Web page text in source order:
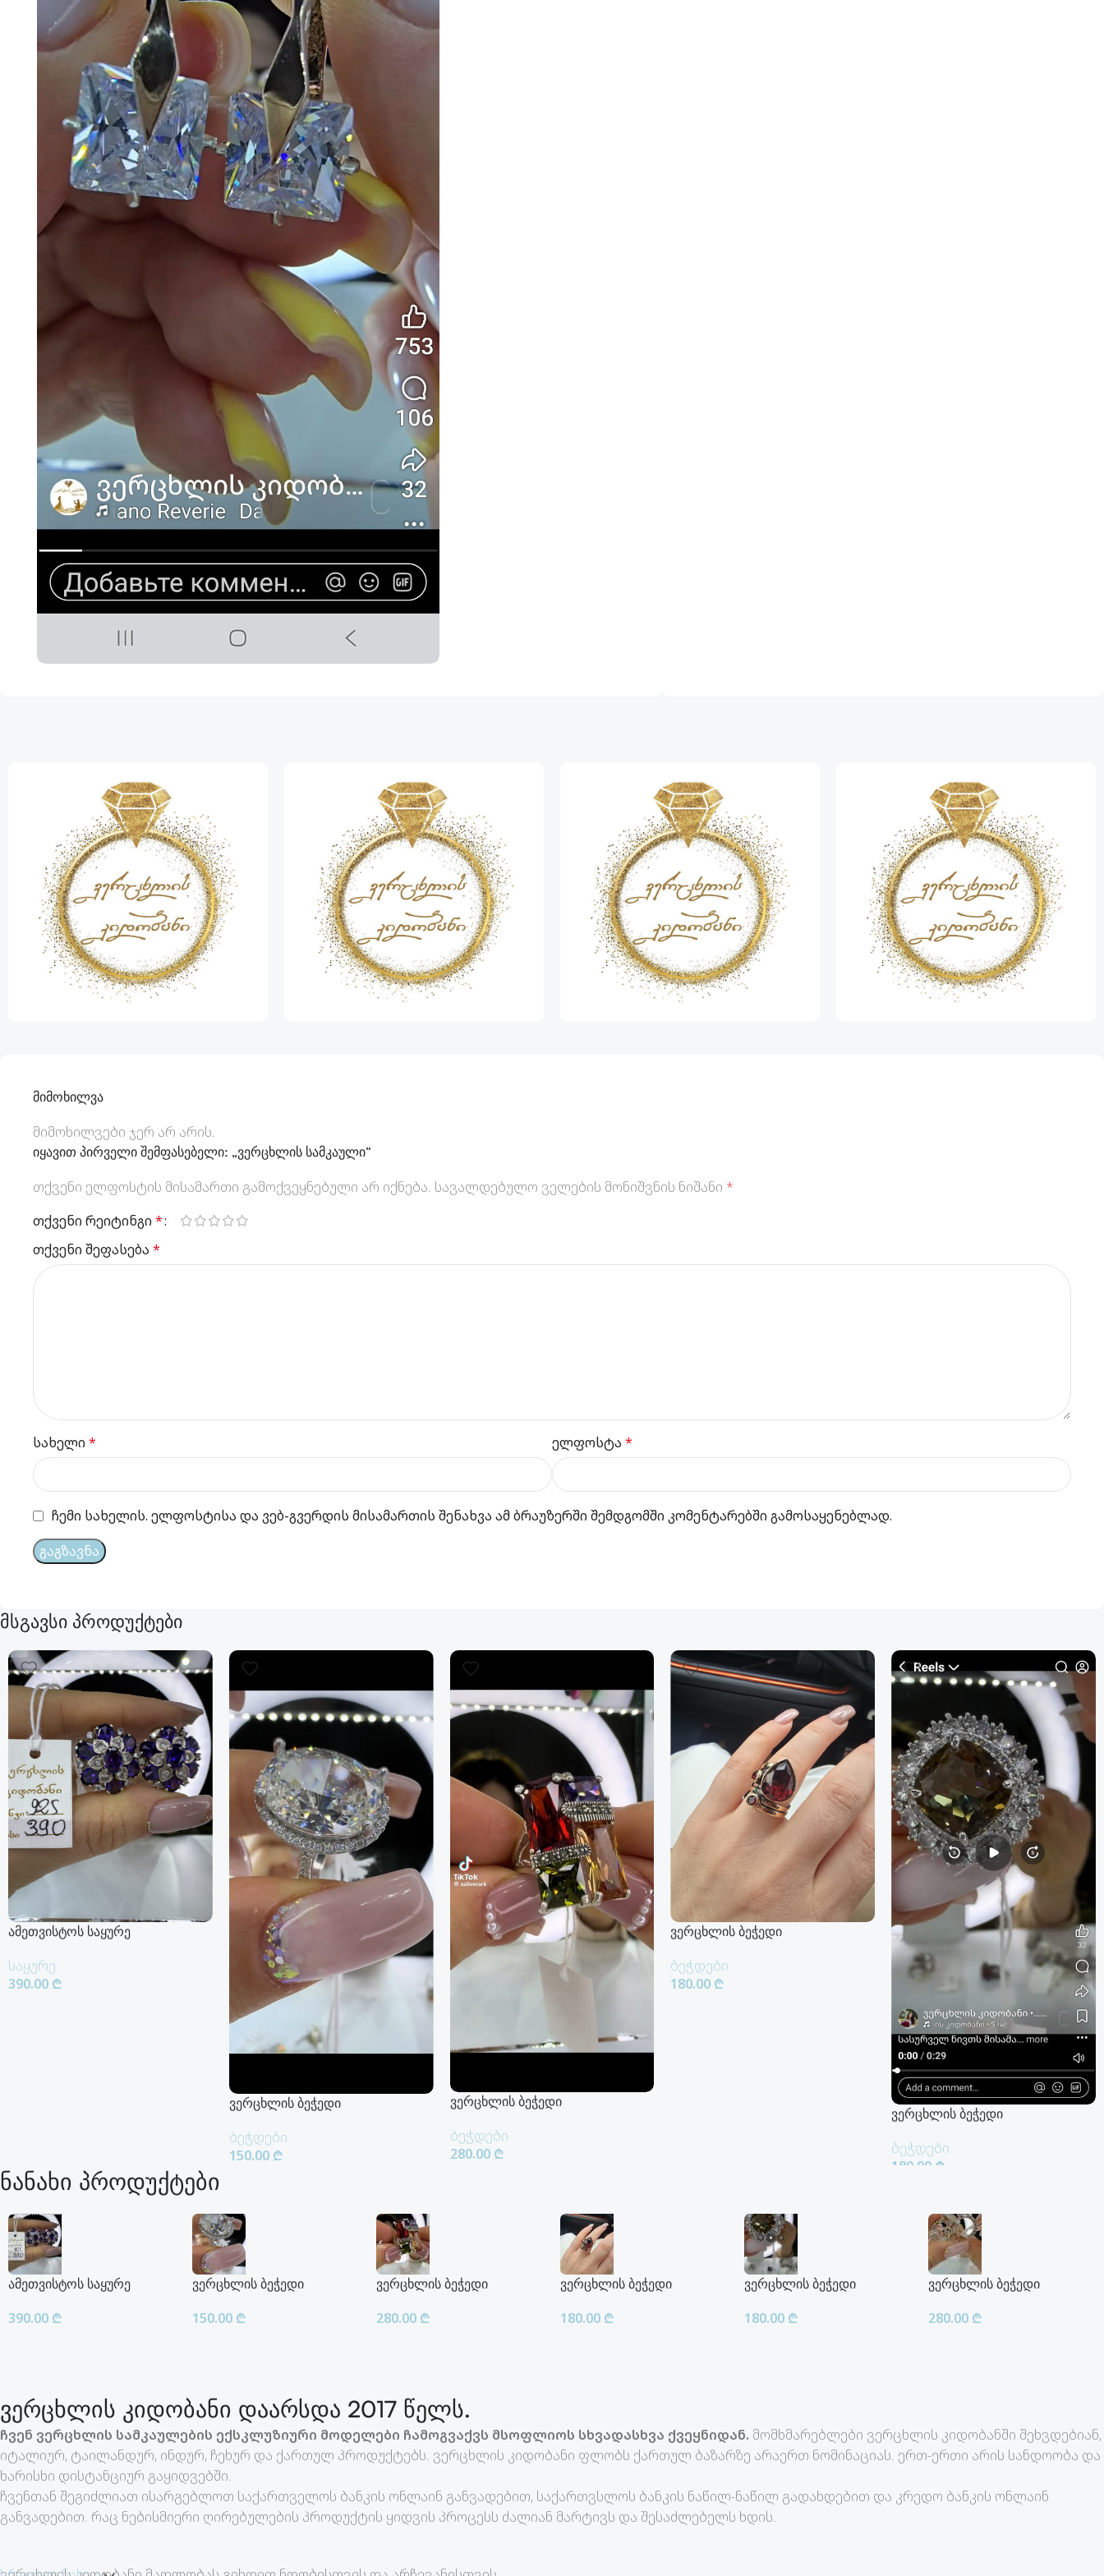
მიმოხილვა
მიმოხილვები ჯერ არ არის.
იყავით პირველი შემფასებელი: „ვერცხლის სამკაული“
თქვენი ელფოსტის მისამართი გამოქვეყნებული არ იქნება. სავალდებულო ველების მონიშვნის ნიშანი *
თქვენი რეიტინგი*
თქვენი შეფასება *
სახელი* ელფოსტა *
ჩემი სახელის. ელფოსტისა და ვებ-გვერდის მისამართის შენახვა ამ ბრაუზერში შემდგომში კომენტარებში გამოსაყენებლად.
მსგავსი პროდუქტები
ამეთვისტოს საყურე
საყურე
390.00 ₾
ვერცხლის ბეჭედი
ბეჭდები
150.00 ₾
ვერცხლის ბეჭედი
ბეჭდები
280.00 ₾
ვერცხლის ბეჭედი
ბეჭდები
180.00 ₾
ვერცხლის ბეჭედი
ბეჭდები
180.00 ₾
ნანახი პროდუქტები
ამეთვისტოს საყურე
390.00 ₾
ვერცხლის ბეჭედი
150.00 ₾
ვერცხლის ბეჭედი
280.00 ₾
ვერცხლის ბეჭედი
180.00 ₾
ვერცხლის ბეჭედი
180.00 ₾
ვერცხლის ბეჭედი
280.00 ₾
ვერცხლის კიდობანი დაარსდა 2017 წელს.
ჩვენ ვერცხლის სამკაულების ექსკლუზიური მოდელები ჩამოგვაქვს მსოფლიოს სხვადასხვა ქვეყნიდან. მომხმარებლები ვერცხლის კიდობანში შეხვდებიან,
იტალიურ, ტაილანდურ, ინდურ, ჩეხურ და ქართულ პროდუქტებს. ვერცხლის კიდობანი ფლობს ქართულ ბაზარზე არაერთ ნომინაციას. ერთ-ერთი არის სანდოობა და
ხარისხი დისტანციურ გაყიდვებში.
ჩვენთან შეგიძლიათ ისარგებლოთ საქართველოს ბანკის ონლაინ განვადებით, საქართვსლოს ბანკის ნაწილ-ნაწილ გადახდებით და კრედო ბანკის ონლაინ
განვადებით. რაც ნებისმიერი ღირებულების პროდუქტის ყიდვის პროცესს ძალიან მარტივს და შესაძლებელს ხდის.